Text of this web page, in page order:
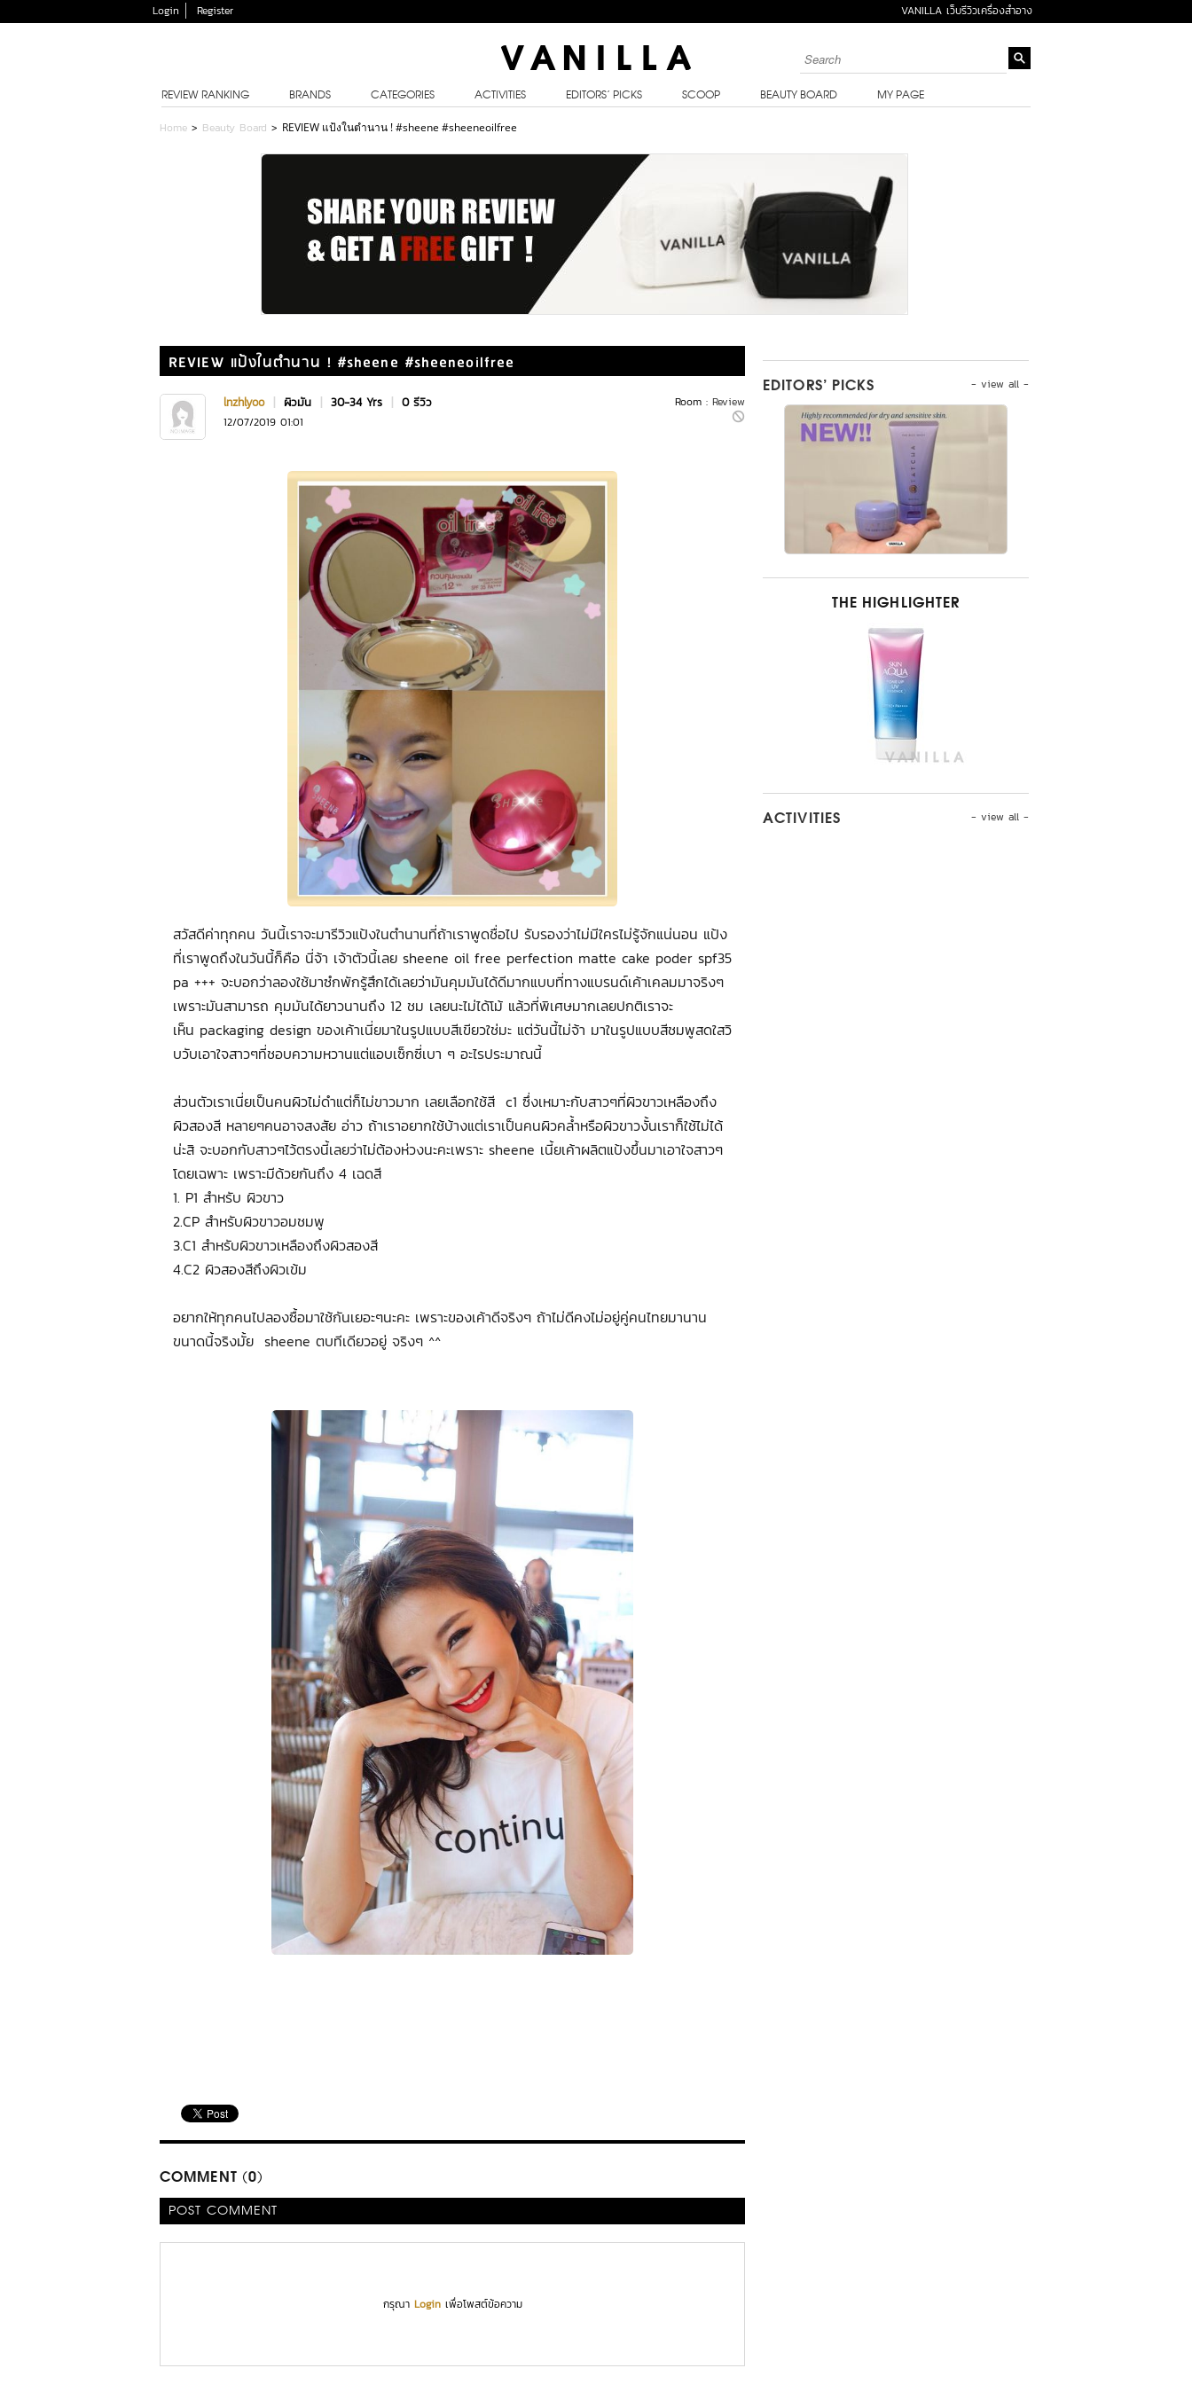
Login Register VANILLA เว็บรีวิวเครื่องสำอาง
REVIEW RANKING BRANDS CATEGORIES ACTIVITIES EDITORS’ PICKS SCOOP BEAUTY BOARD MY PAGE
Home > Beauty Board > REVIEW แป้งในตำนาน ! #sheene #sheeneoilfree
REVIEW แป้งในตำนาน ! #sheene #sheeneoilfree
Room : Review
lnzhlyoo | ผิวมัน | 30-34 Yrs | 0 รีวิว
12/07/2019 01:01
สวัสดีค่าทุกคน วันนี้เราจะมารีวิวแป้งในตำนานที่ถ้าเราพูดชื่อไป รับรองว่าไม่มีใครไม่รู้จักแน่นอน แป้ง
ที่เราพูดถึงในวันนี้ก็คือ นี่จ้า เจ้าตัวนี้เลย sheene oil free perfection matte cake poder spf35
pa +++ จะบอกว่าลองใช้มาซํกพักรู้สึกได้เลยว่ามันคุมมันได้ดีมากแบบที่ทางแบรนด์เค้าเคลมมาจริงๆ
เพราะมันสามารถ คุมมันได้ยาวนานถึง 12 ชม เลยนะไม่ได้โม้ แล้วที่พิเศษมากเลยปกติเราจะ
เห็น packaging design ของเค้าเนี่ยมาในรูปแบบสีเขียวใช่มะ แต่วันนี้ไม่จ้า มาในรูปแบบสีชมพูสดใสวิ
บวับเอาใจสาวๆที่ชอบความหวานแต่แอบเซ็กซี่เบา ๆ อะไรประมาณนี้
ส่วนตัวเราเนี่ยเป็นคนผิวไม่ดำแต่ก็ไม่ขาวมาก เลยเลือกใช้สี c1 ซึ่งเหมาะกับสาวๆที่ผิวขาวเหลืองถึง
ผิวสองสี หลายๆคนอาจสงสัย อ่าว ถ้าเราอยากใช้บ้างแต่เราเป็นคนผิวคล้ำหรือผิวขาวงั้นเราก็ใช้ไม่ได้
น่ะสิ จะบอกกับสาวๆไว้ตรงนี้เลยว่าไม่ต้องห่วงนะคะเพราะ sheene เนี้ยเค้าผลิตแป้งขึ้นมาเอาใจสาวๆ
โดยเฉพาะ เพราะมีด้วยกันถึง 4 เฉดสี
1. P1 สำหรับ ผิวขาว
2.CP สำหรับผิวขาวอมชมพู
3.C1 สำหรับผิวขาวเหลืองถึงผิวสองสี
4.C2 ผิวสองสีถึงผิวเข้ม
อยากให้ทุกคนไปลองซื้อมาใช้กันเยอะๆนะคะ เพราะของเค้าดีจริงๆ ถ้าไม่ดีคงไม่อยู่คู่คนไทยมานาน
ขนาดนี้จริงมั้ย sheene ตบทีเดียวอยู่ จริงๆ ^^
COMMENT (0)
POST COMMENT
กรุณา Loginเพื่อโพสต์ข้อความ
- view all -
EDITORS’ PICKS
THE HIGHLIGHTER
- view all -
ACTIVITIES